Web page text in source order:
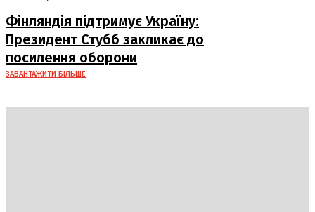
Фінляндія підтримує Україну:
Президент Стубб закликає до
посилення оборони
ЗАВАНТАЖИТИ БІЛЬШЕ